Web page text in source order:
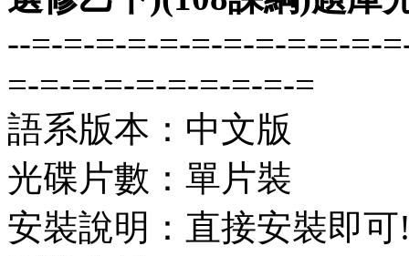
--=-=-=-=-=-=-=-=-=-=-=-
=-=-=-=-=-=-=-=-=-=
語系版本：中文版
光碟片數：單片裝
安裝說明：直接安裝即可